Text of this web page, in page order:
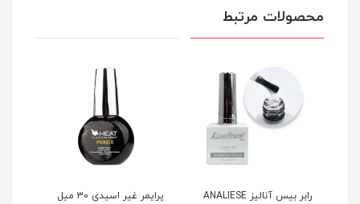
محصولات مرتبط
رابر بیس آنالیز ANALIESE پرایمر غیر اسیدی 30 میل